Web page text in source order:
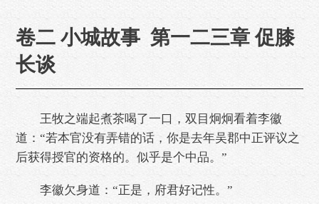
卷二 小城故事 第一二三章 促膝
长谈
王牧之端起煮茶喝了一口，双目炯炯看着李徽
道：“若本官没有弄错的话，你是去年吴郡中正评议之
后获得授官的资格的。似乎是个中品。”
李徽欠身道：“正是，府君好记性。”